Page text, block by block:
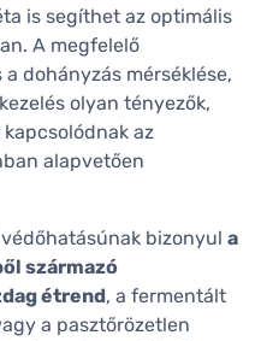
is segíthet az optimális
A megfelelő
dohányzás mérséklése,
olyan tényezők,
az
alapvetően
bizonyul a
származó
étrend, a fermentált
a pasztőrözetlen